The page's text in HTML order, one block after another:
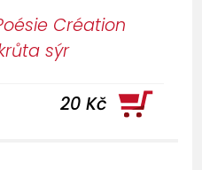
Création
sýr
20 Kč